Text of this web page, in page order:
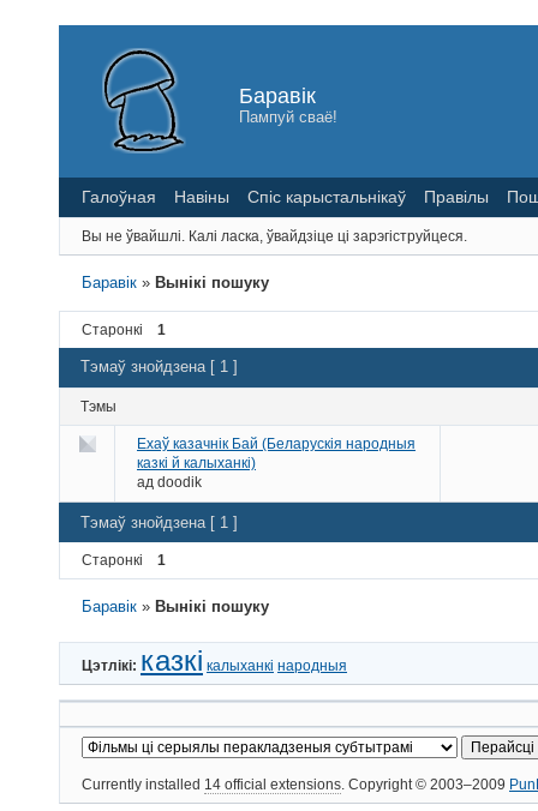
Баравік
Пампуй сваё!
Галоўная Навіны Спіс карыстальнікаў Правілы
Вы не ўвайшлі. Калі ласка, ўвайдзіце ці зарэгіструйцеся.
Баравік » Вынікі пошуку
Старонкі 1
Тэмаў знойдзена [ 1 ]
Тэмы
Ехаў казачнік Бай (Беларускія народныя
казкі й калыханкі)
ад doodik
Тэмаў знойдзена [ 1 ]
Старонкі 1
Баравік » Вынікі пошуку
Цэтлікі: казкі калыханкі народныя
Currently installed 14 official extensions. Copyright © 2003–2009